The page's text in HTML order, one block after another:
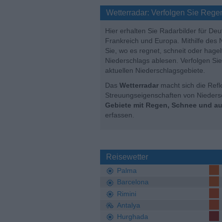
Wetterradar: Verfolgen Sie
Hier erhalten Sie Radarbilder für
Frankreich und Europa. Mithilfe des
Sie, wo es regnet, schneit oder
Niederschlags ablesen. Verfolgen
aktuellen Niederschlagsgebiete.
Das Wetterradar macht sich die
Streuungseigenschaften von
Gebiete mit Regen, Schnee und
erfassen.
Reisewetter
Palma
Barcelona
Rimini
Antalya
Hurghada